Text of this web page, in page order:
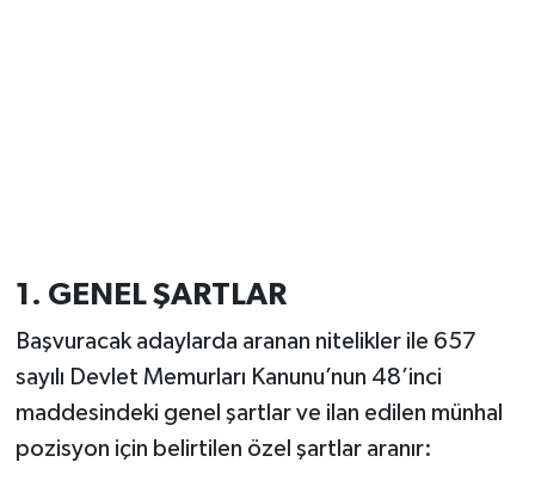
1. GENEL ŞARTLAR
Başvuracak adaylarda aranan nitelikler ile 657
sayılı Devlet Memurları Kanunu’nun 48’inci
maddesindeki genel şartlar ve ilan edilen münhal
pozisyon için belirtilen özel şartlar aranır: